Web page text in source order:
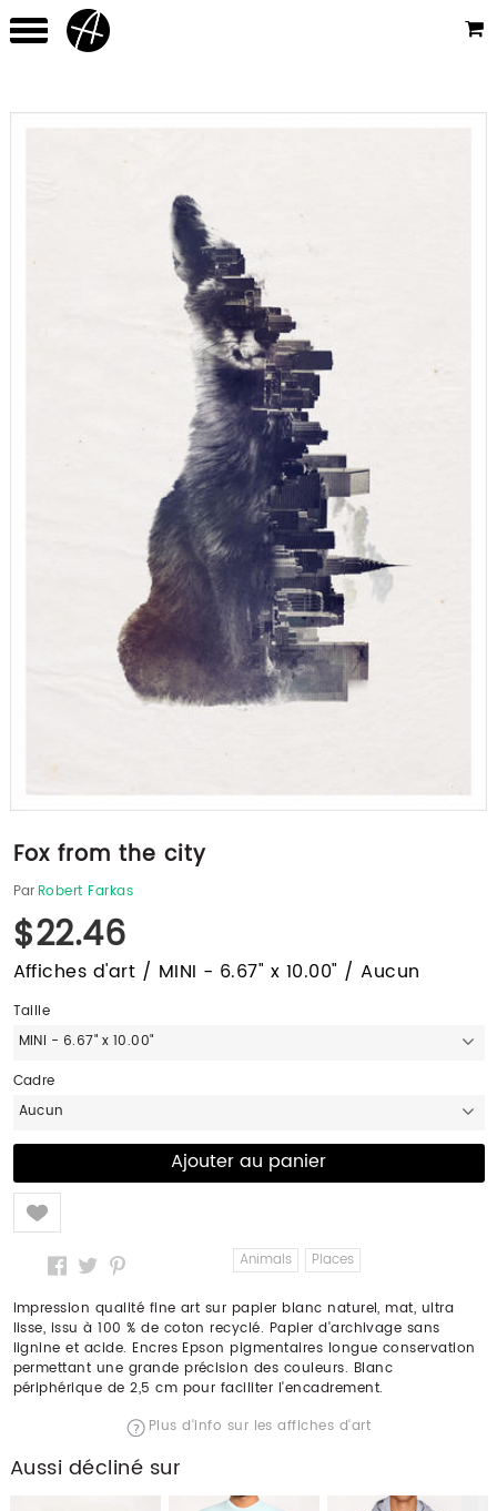
Fox from the city
ParRobert Farkas
$22.46
Affiches d'art / MINI - 6.67" x 10.00" / Aucun
Taille
MINI - 6.67" x 10.00"
Cadre
Aucun
Like
Animals Places
Impression qualité fine art sur papier blanc naturel, mat, ultra
lisse, issu à 100 % de coton recyclé. Papier d'archivage sans
lignine et acide. Encres Epson pigmentaires longue conservation
permettant une grande précision des couleurs. Blanc
périphérique de 2,5 cm pour faciliter l'encadrement.
Plus d'info sur les affiches d'art
Aussi décliné sur